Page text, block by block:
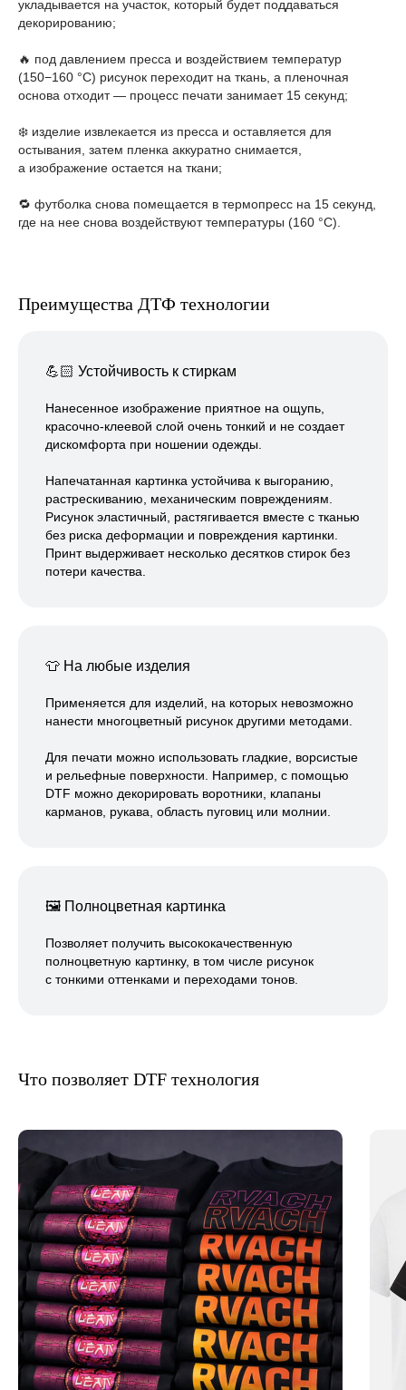
укладывается на участок, который будет поддаваться
декорированию;
🔥 под давлением пресса и воздействием температур
(150−160 °C) рисунок переходит на ткань, а пленочная
основа отходит — процесс печати занимает 15 секунд;
❄️ изделие извлекается из пресса и оставляется для
остывания, затем пленка аккуратно снимается,
а изображение остается на ткани;
🔁 футболка снова помещается в термопресс на 15 секунд,
где на нее снова воздействуют температуры (160 °C).
Преимущества ДТФ технологии
💪🏻 Устойчивость к стиркам
Нанесенное изображение приятное на ощупь,
красочно-клеевой слой очень тонкий и не создает
дискомфорта при ношении одежды.
Напечатанная картинка устойчива к выгоранию,
растрескиванию, механическим повреждениям.
Рисунок эластичный, растягивается вместе с тканью
без риска деформации и повреждения картинки.
Принт выдерживает несколько десятков стирок без
потери качества.
👕 На любые изделия
Применяется для изделий, на которых невозможно
нанести многоцветный рисунок другими методами.
Для печати можно использовать гладкие, ворсистые
и рельефные поверхности. Например, с помощью
DTF можно декорировать воротники, клапаны
карманов, рукава, область пуговиц или молнии.
🖼 Полноцветная картинка
Позволяет получить высококачественную
полноцветную картинку, в том числе рисунок
с тонкими оттенками и переходами тонов.
Что позволяет DTF технология
+7
Я даюсогласие на обработку
персональных данных
c политикой конфиденциальности